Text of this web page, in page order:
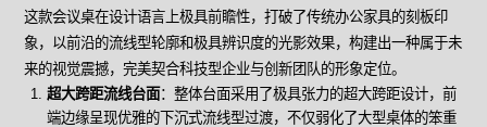
这款会议桌在设计语言上极具前瞻性，打破了传统办公家具的刻板印
象，以前沿的流线型轮廓和极具辨识度的光影效果，构建出一种属于未
来的视觉震撼，完美契合科技型企业与创新团队的形象定位。
超大跨距流线台面：整体台面采用了极具张力的超大跨距设计，前
端边缘呈现优雅的下沉式流线型过渡，不仅弱化了大型桌体的笨重